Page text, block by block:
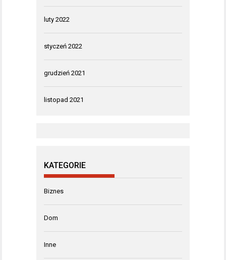
luty 2022
styczeń 2022
grudzień 2021
listopad 2021
KATEGORIE
Biznes
Dom
Inne